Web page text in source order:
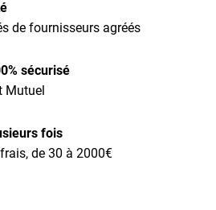
de fournisseurs agréés
sécurisé
Mutuel
fois
de 30 à 2000€